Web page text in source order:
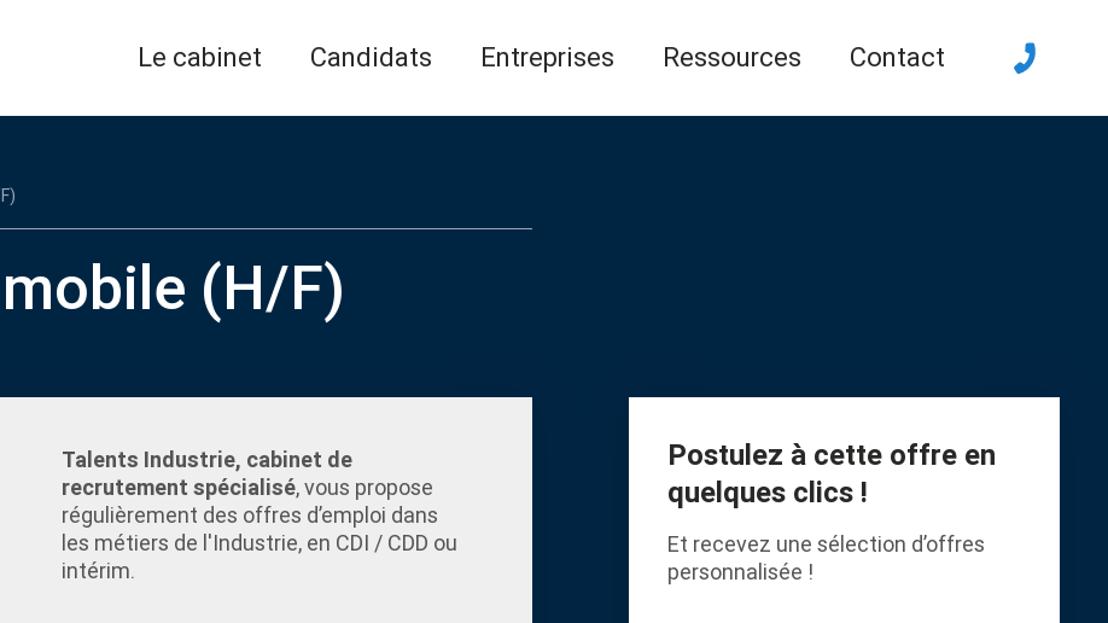
Le cabinet Candidats Entreprises Ressources Contact
(H/F)
Talents Industrie, cabinet de
recrutement spécialisé, vous propose
régulièrement des offres d’emploi dans
les métiers de l'Industrie, en CDI / CDD ou
intérim.
Postulez à cette offre en
quelques clics !
Et recevez une sélection d’offres
personnalisée !